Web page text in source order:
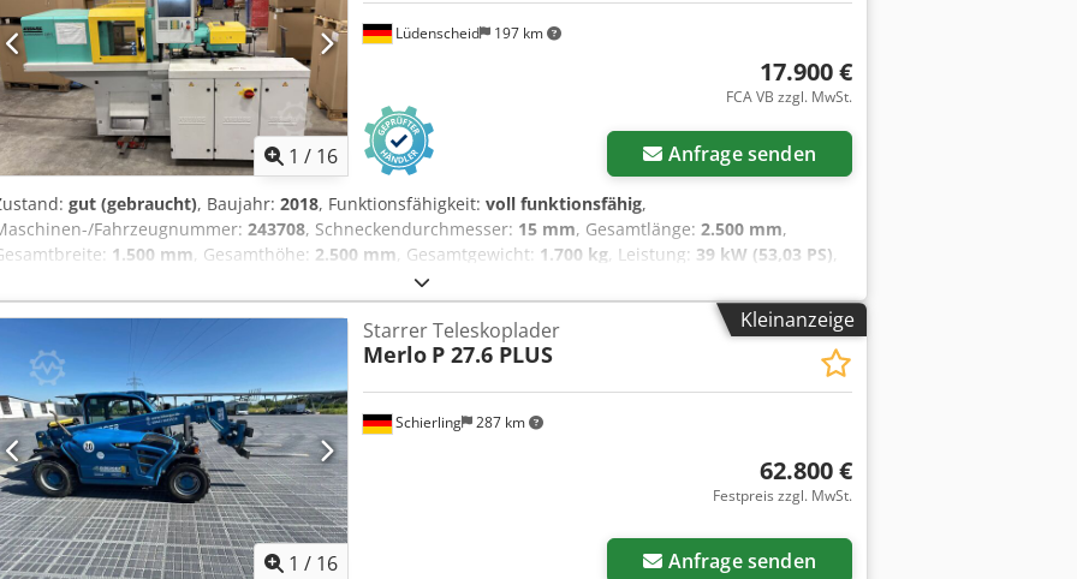
1 / 16
Lüdenscheid 197 km
17.900 €
FCA VB zzgl. MwSt.
Anfrage senden
gut (gebraucht), Baujahr: 2018, Funktionsfähigkeit: voll funktionsfähig,
Fahrzeugnummer: 243708, Schneckendurchmesser: 15 mm, Gesamtlänge: 2.500 mm,
1.500 mm, Gesamthöhe: 2.500 mm, Gesamtgewicht: 1.700 kg, Leistung: 39 kW (53,03 PS),
, Eingangsstrom:
, Steuerspannung:230 V, ARBURG ALLROUNDER 220 S 180-70 Spritzgießmaschine - Nennstrom
57 A - inkl. Anguspicker, Hersteller MARCZINKOWSKI Dedpfezldp Rjx Ahaskr Achtung: der
muss fix am 03.09.2026 an einem noch abzustimmenden Termin verbindlich abgeholt werden. FCA
58507 Lüdenscheid - verladen auf LKW
Kleinanzeige
1 / 16
Schierling 287 km
Starrer Teleskoplader
Merlo P 27.6 PLUS
62.800 €
Festpreis zzgl. MwSt.
Anfrage senden